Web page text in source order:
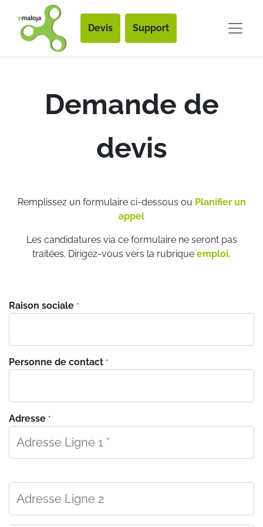
Devis Support
Demande de
devis
Remplissez un formulaire ci-dessous ou Planifier un
appel
Les candidatures via ce formulaire ne seront pas
traitées. Dirigez-vous vers la rubrique emploi.
Raison sociale *
Personne de contact *
Adresse *